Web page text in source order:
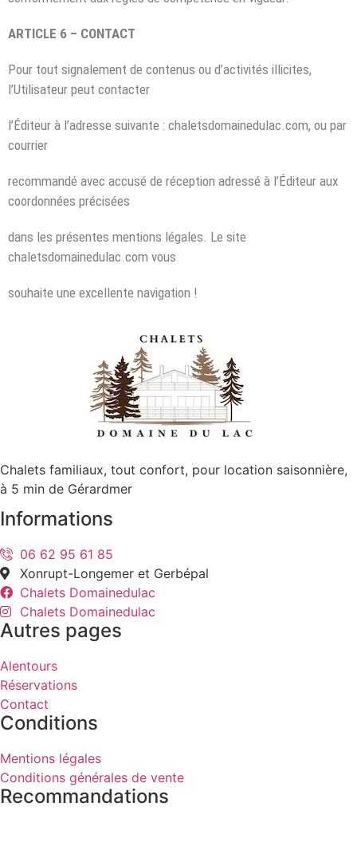
ARTICLE 6 – CONTACT
Pour tout signalement de contenus ou d’activités illicites,
l’Utilisateur peut contacter
l’Éditeur à l’adresse suivante : chaletsdomainedulac.com, ou par
courrier
recommandé avec accusé de réception adressé à l’Éditeur aux
coordonnées précisées
dans les présentes mentions légales. Le site
chaletsdomainedulac.com vous
souhaite une excellente navigation !
Chalets familiaux, tout confort, pour location saisonnière,
à 5 min de Gérardmer
Informations
06 62 95 61 85
Xonrupt-Longemer et Gerbépal
Chalets Domainedulac
Chalets Domainedulac
Autres pages
Alentours
Réservations
Contact
Conditions
Mentions légales
Conditions générales de vente
Recommandations